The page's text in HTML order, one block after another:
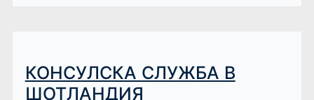
КОНСУЛСКА СЛУЖБА В
ШОТЛАНДИЯ